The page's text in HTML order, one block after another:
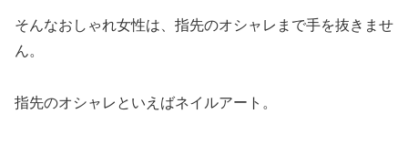
そんなおしゃれ女性は、指先のオシャレまで手を抜きませ
ん。
指先のオシャレといえばネイルアート。